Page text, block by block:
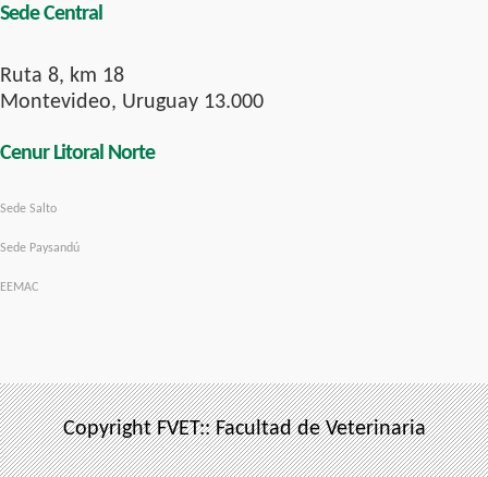
Sede Central
Ruta 8, km 18
Montevideo, Uruguay 13.000
Cenur Litoral Norte
Sede Salto
Sede Paysandú
EEMAC
Copyright FVET:: Facultad de Veterinaria